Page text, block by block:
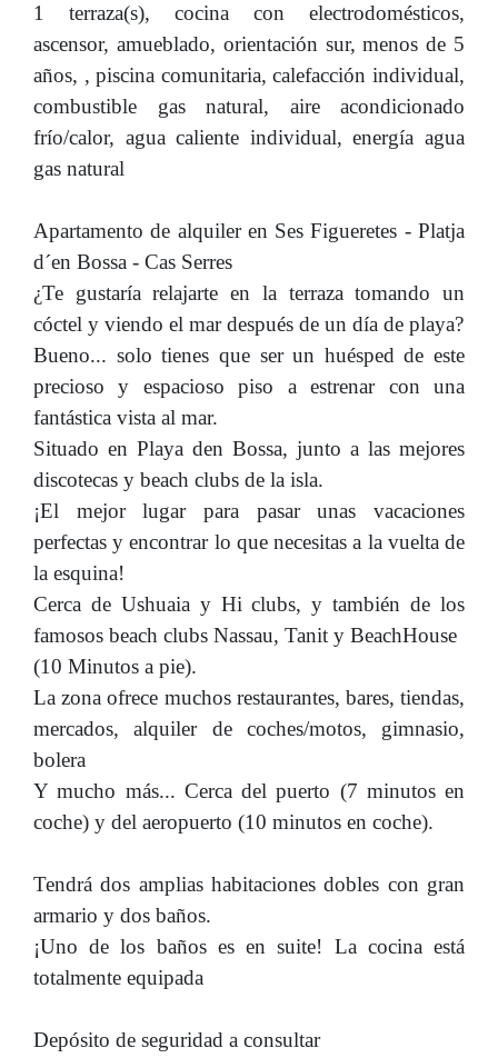
1 terraza(s), cocina con electrodomésticos,
ascensor, amueblado, orientación sur, menos de 5
años, , piscina comunitaria, calefacción individual,
combustible gas natural, aire acondicionado
frío/calor, agua caliente individual, energía agua
gas natural
Apartamento de alquiler en Ses Figueretes - Platja
d´en Bossa - Cas Serres
¿Te gustaría relajarte en la terraza tomando un
cóctel y viendo el mar después de un día de playa?
Bueno... solo tienes que ser un huésped de este
precioso y espacioso piso a estrenar con una
fantástica vista al mar.
Situado en Playa den Bossa, junto a las mejores
discotecas y beach clubs de la isla.
¡El mejor lugar para pasar unas vacaciones
perfectas y encontrar lo que necesitas a la vuelta de
la esquina!
Cerca de Ushuaia y Hi clubs, y también de los
famosos beach clubs Nassau, Tanit y BeachHouse
(10 Minutos a pie).
La zona ofrece muchos restaurantes, bares, tiendas,
mercados, alquiler de coches/motos, gimnasio,
bolera
Y mucho más... Cerca del puerto (7 minutos en
coche) y del aeropuerto (10 minutos en coche).
Tendrá dos amplias habitaciones dobles con gran
armario y dos baños.
¡Uno de los baños es en suite! La cocina está
totalmente equipada
Depósito de seguridad a consultar